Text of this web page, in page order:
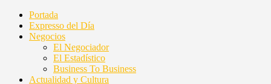
Portada
Expresso del Día
Negocios
El Negociador
El Estadístico
Business To Business
Actualidad y Cultura